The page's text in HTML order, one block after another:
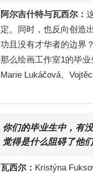
阿尔吉什特与瓦西尔：
定。同时，也反向创造
功且没有才华者的边界
那么绘画工作室1的毕业
Marie Lukáčová、
你们的毕业生中，有
觉得是什么阻碍了他
瓦西尔： Kristýna